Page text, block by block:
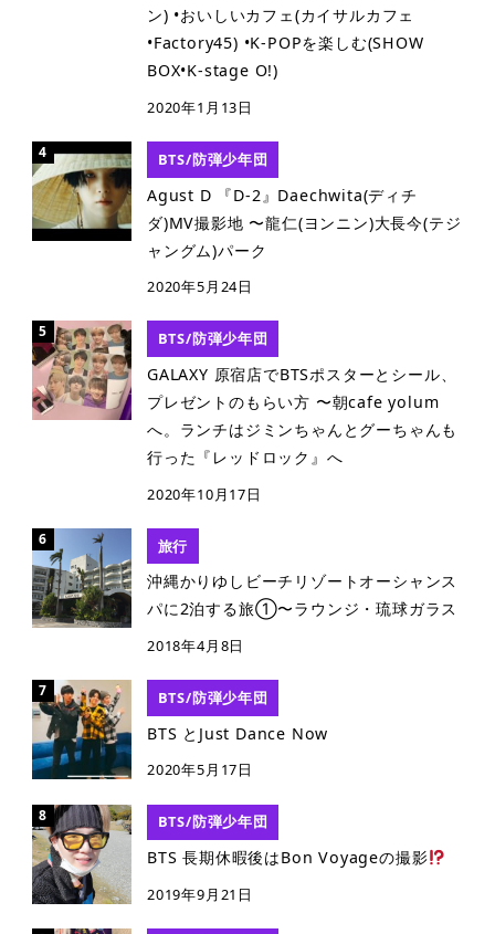
ン) •おいしいカフェ(カイサルカフェ
•Factory45) •K-POPを楽しむ(SHOW
BOX•K-stage O!)
2020年1月13日
BTS/防弾少年団
Agust D 『D-2』Daechwita(ディチ
ダ)MV撮影地 〜龍仁(ヨンニン)大長今(テジ
ャングム)パーク
2020年5月24日
BTS/防弾少年団
GALAXY 原宿店でBTSポスターとシール、
プレゼントのもらい方 〜朝cafe yolum
へ。ランチはジミンちゃんとグーちゃんも
行った『レッドロック』へ
2020年10月17日
旅行
沖縄かりゆしビーチリゾートオーシャンス
パに2泊する旅①〜ラウンジ・琉球ガラス
2018年4月8日
BTS/防弾少年団
BTS とJust Dance Now
2020年5月17日
BTS/防弾少年団
BTS 長期休暇後はBon Voyageの撮影
2019年9月21日